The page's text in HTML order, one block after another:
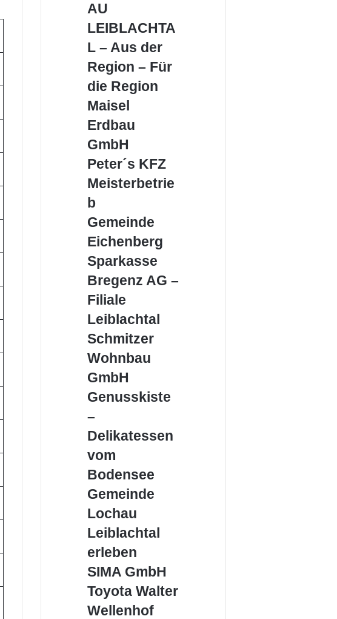
–
Aus
Region
–
Für
die
Region
AU
LEIBLACHTA
L – Aus der
Region – Für
die Region
Maisel
GmbH
Maisel
Erdbau
GmbH
Peter
KFZ
Meisterbetrieb
Peter´s KFZ
Meisterbetrie
b
Gemeinde
Gemeinde
Eichenberg
Sparkasse
Bregenz
AG
–
Leiblachtal
Sparkasse
Bregenz AG –
Filiale
Leiblachtal
Schmitzer
GmbH
Schmitzer
Wohnbau
GmbH
Genusskiste
Delikatessen
vom
Genusskiste
–
Delikatessen
vom
Bodensee
Gemeinde
Gemeinde
Lochau
Leiblachtal
Leiblachtal
erleben
SIMA
SIMA GmbH
Toyota
Walter
Toyota Walter
Wellenhof
Wellenhof